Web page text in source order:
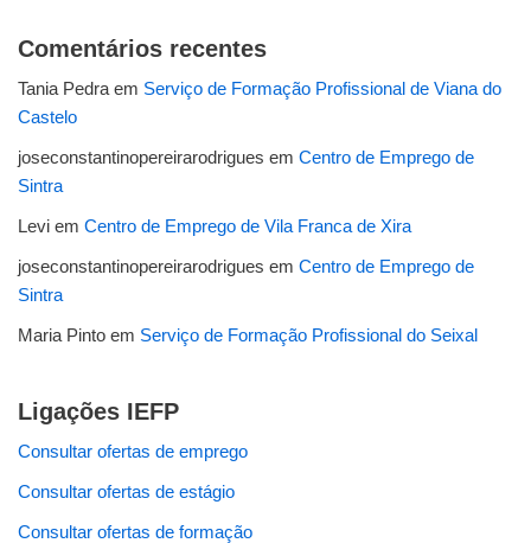
Comentários recentes
Tania Pedra em Serviço de Formação Profissional de Viana do
Castelo
joseconstantinopereirarodrigues em Centro de Emprego de
Sintra
Levi em Centro de Emprego de Vila Franca de Xira
joseconstantinopereirarodrigues em Centro de Emprego de
Sintra
Maria Pinto em Serviço de Formação Profissional do Seixal
Ligações IEFP
Consultar ofertas de emprego
Consultar ofertas de estágio
Consultar ofertas de formação